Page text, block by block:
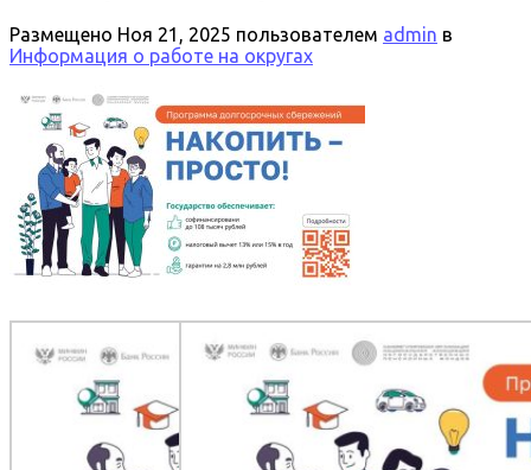
Размещено Ноя 21, 2025 пользователем admin в
Информация о работе на округах